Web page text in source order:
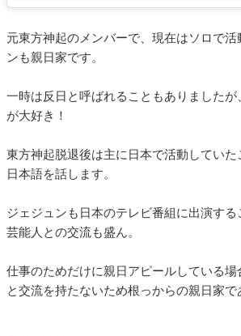
元東方神起のメンバーで、現在はソロで活
ンも親日家です。
一時は反日と呼ばれることもありました
が大好き！
東方神起脱退後は主に日本で活動してい
日本語を話します。
ジェジュンも日本のテレビ番組に出演す
芸能人との交流も盛ん。
仕事のためだけに親日アピールしている場
と交流を持たないため根っからの親日家で